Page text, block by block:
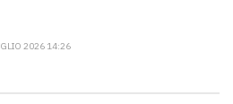
2026 14:26